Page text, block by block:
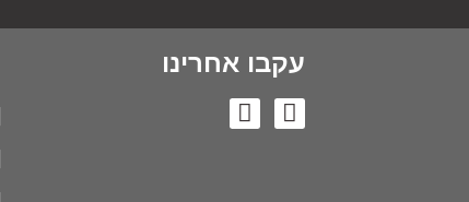
עקבו אחרינו